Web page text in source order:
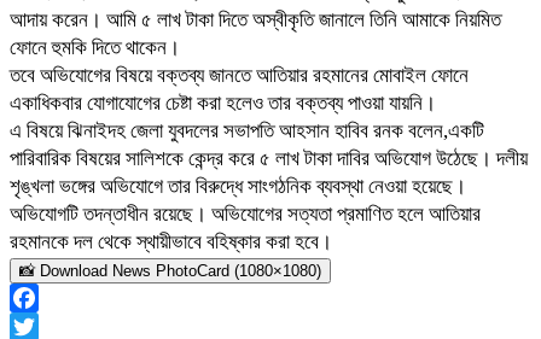
আদায় করেন। আমি ৫ লাখ টাকা দিতে অস্বীকৃতি জানালে তিনি আমাকে নিয়মিত
ফোনে হুমকি দিতে থাকেন।
তবে অভিযোগের বিষয়ে বক্তব্য জানতে আতিয়ার রহমানের মোবাইল ফোনে
একাধিকবার যোগাযোগের চেষ্টা করা হলেও তার বক্তব্য পাওয়া যায়নি।
এ বিষয়ে ঝিনাইদহ জেলা যুবদলের সভাপতি আহসান হাবিব রনক বলেন,একটি
পারিবারিক বিষয়ের সালিশকে কেন্দ্র করে ৫ লাখ টাকা দাবির অভিযোগ উঠেছে। দলীয়
শৃঙ্খলা ভঙ্গের অভিযোগে তার বিরুদ্ধে সাংগঠনিক ব্যবস্থা নেওয়া হয়েছে।
অভিযোগটি তদন্তাধীন রয়েছে। অভিযোগের সত্যতা প্রমাণিত হলে আতিয়ার
রহমানকে দল থেকে স্থায়ীভাবে বহিষ্কার করা হবে।
📸 Download News PhotoCard (1080×1080)
Facebook